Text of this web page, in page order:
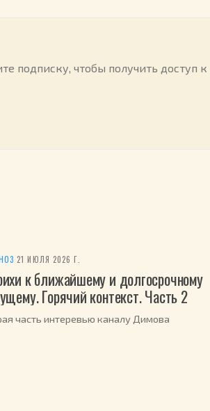
подписку, чтобы получить доступ к
21 ИЮЛЯ 2026 Г.
к ближайшему и долгосрочному
Горячий контекст. Часть 2
часть интеревью каналу Димова